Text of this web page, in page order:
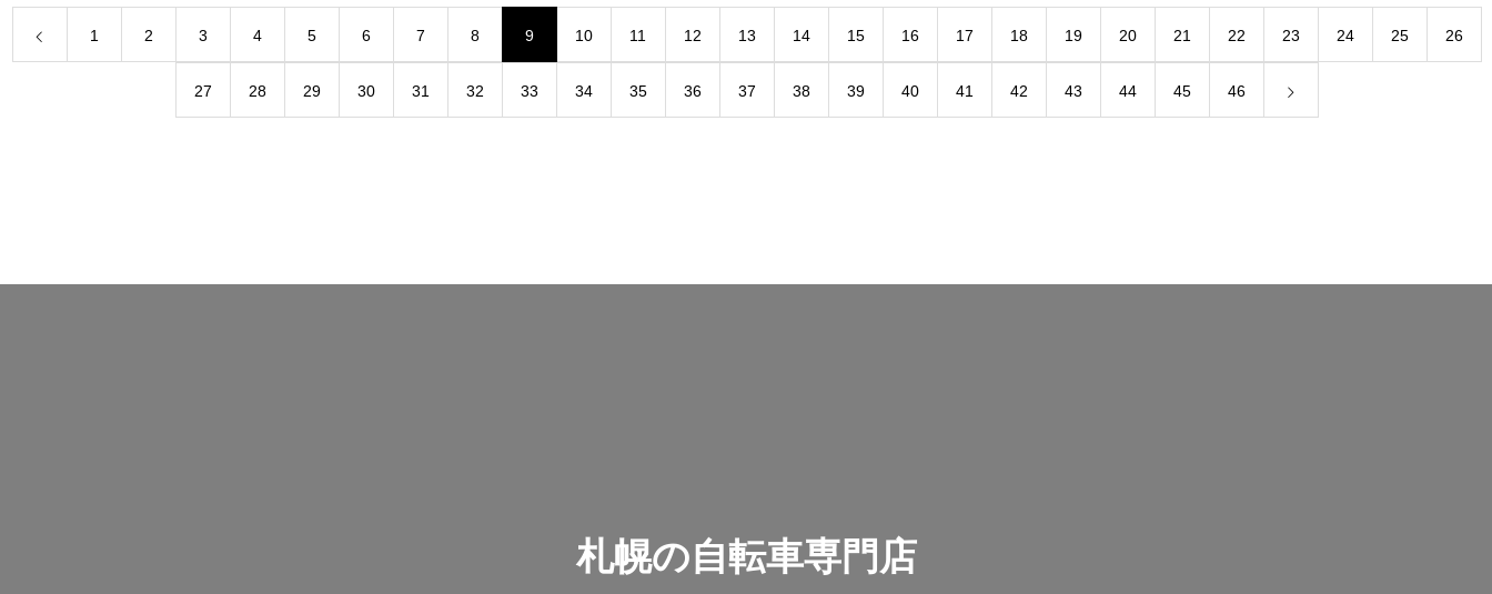
1 2 3 4 5 6 7 8 9 10 11 12 13 14 15 16 17 18 19 20 21 22 23 24 25 26
27 28 29 30 31 32 33 34 35 36 37 38 39 40 41 42 43 44 45 46
札幌の自転車専門店